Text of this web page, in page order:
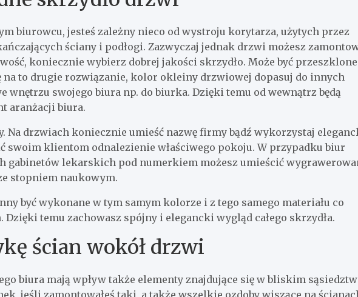
biurowcu, jesteś zależny nieco od wystroju korytarza, użytych przez
ściany i podłogi. Zazwyczaj jednak drzwi możesz
koniecznie wybierz dobrej jakości skrzydło. Może być przeszklone
na to drugie rozwiązanie, kolor okleiny drzwiowej dopasuj do innych
wnętrzu swojego biura np. do biurka. Dzięki temu od wewnątrz będą
aranżacji biura.
Na drzwiach koniecznie umieść nazwę firmy bądź wykorzystaj
swoim klientom odnalezienie właściwego pokoju. W przypadku biur
gabinetów lekarskich pod numerkiem możesz umieścić
stopniem naukowym.
być wykonane w tym samym kolorze i z tego samego materiału co
temu zachowasz spójny i elegancki wygląd całego skrzydła.
ścian wokół drzwi
biura mają wpływ także elementy znajdujące się w bliskim
jeśli zamontowałeś taki, a także wszelkie ozdoby wiszące na